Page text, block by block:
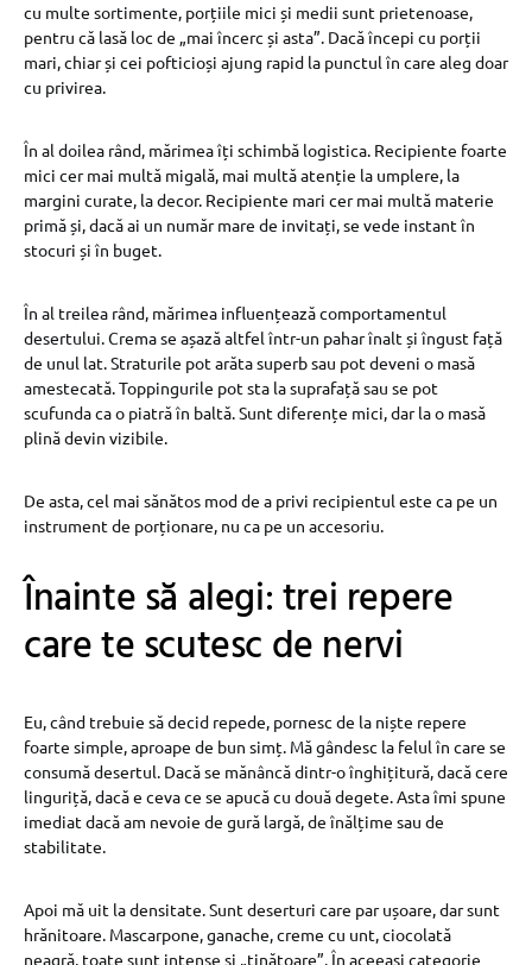
cu multe sortimente, porțiile mici și medii sunt prietenoase,
pentru că lasă loc de „mai încerc și asta”. Dacă începi cu porții
mari, chiar și cei pofticioși ajung rapid la punctul în care aleg doar
cu privirea.
În al doilea rând, mărimea îți schimbă logistica. Recipiente foarte
mici cer mai multă migală, mai multă atenție la umplere, la
margini curate, la decor. Recipiente mari cer mai multă materie
primă și, dacă ai un număr mare de invitați, se vede instant în
stocuri și în buget.
În al treilea rând, mărimea influențează comportamentul
desertului. Crema se așază altfel într-un pahar înalt și îngust față
de unul lat. Straturile pot arăta superb sau pot deveni o masă
amestecată. Toppingurile pot sta la suprafață sau se pot
scufunda ca o piatră în baltă. Sunt diferențe mici, dar la o masă
plină devin vizibile.
De asta, cel mai sănătos mod de a privi recipientul este ca pe un
instrument de porționare, nu ca pe un accesoriu.
Înainte să alegi: trei repere
care te scutesc de nervi
Eu, când trebuie să decid repede, pornesc de la niște repere
foarte simple, aproape de bun simț. Mă gândesc la felul în care se
consumă desertul. Dacă se mănâncă dintr-o înghițitură, dacă cere
linguriță, dacă e ceva ce se apucă cu două degete. Asta îmi spune
imediat dacă am nevoie de gură largă, de înălțime sau de
stabilitate.
Apoi mă uit la densitate. Sunt deserturi care par ușoare, dar sunt
hrănitoare. Mascarpone, ganache, creme cu unt, ciocolată
neagră, toate sunt intense și „ținătoare”. În aceeași categorie